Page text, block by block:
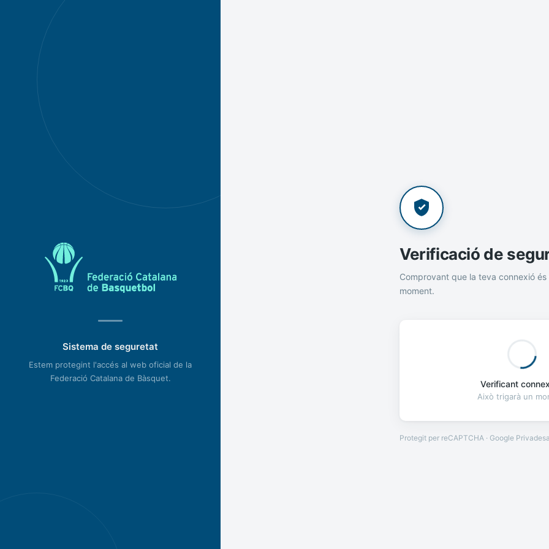
Sistema de seguretat
Estem protegint l'accés al web oficial de la
Federació Catalana de Bàsquet.
Verificació de
Comprovant que la teva connexió és
moment.
Verificant
Això trigarà un
Protegit per reCAPTCHA · Google Privadesa